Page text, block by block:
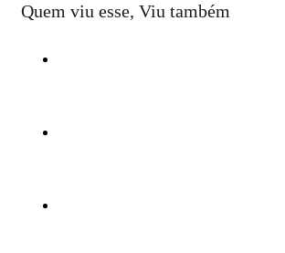
Quem viu esse, Viu também